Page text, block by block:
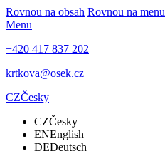
Rovnou na obsah Rovnou na menu
Menu
+420 417 837 202
krtkova@osek.cz
CZČesky
CZČesky
ENEnglish
DEDeutsch